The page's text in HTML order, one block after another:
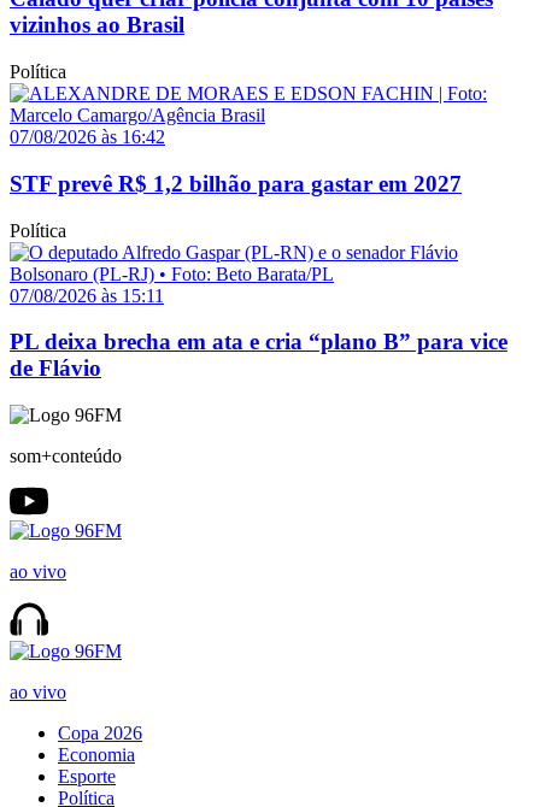
vizinhos ao Brasil
Política
07/08/2026 às 16:42
STF prevê R$ 1,2 bilhão para gastar em 2027
Política
07/08/2026 às 15:11
PL deixa brecha em ata e cria “plano B” para vice
de Flávio
som+conteúdo
ao vivo
ao vivo
Copa 2026
Economia
Esporte
Política